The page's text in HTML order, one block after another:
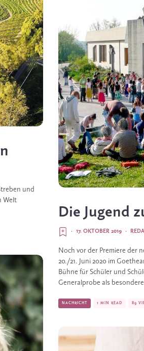
und
Welt
Die Jugend
·
17. OKTOBER 2019
·
Noch vor der Premiere der
20./21. Juni 2020 im
Bühne für Schüler und
Generalprobe als
NACHRICHT 1 MIN READ 89